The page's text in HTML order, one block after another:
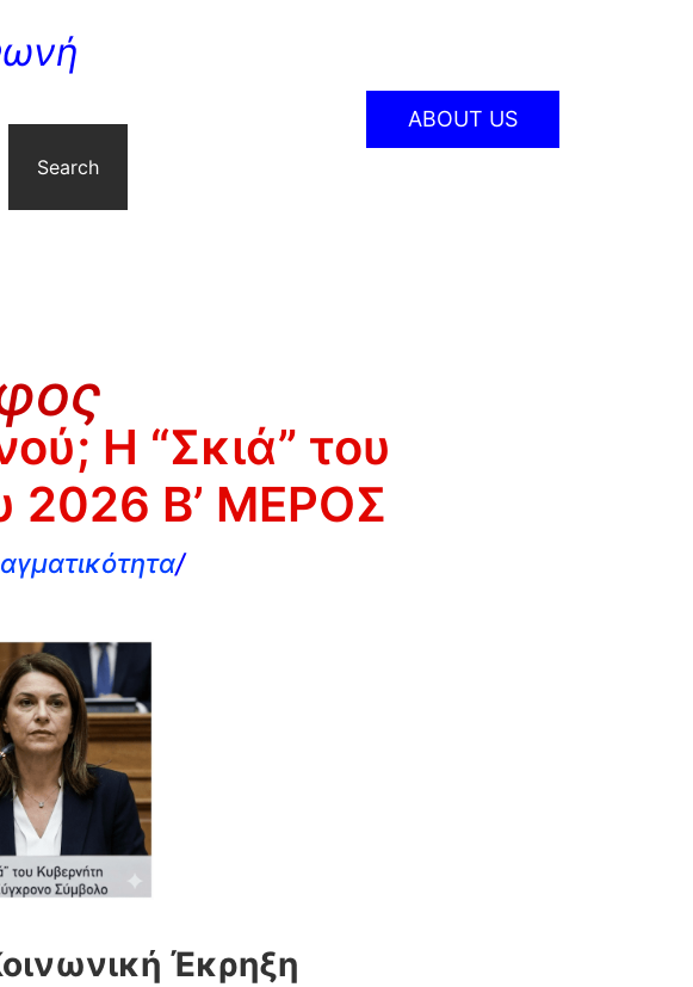
Search
ABOUT US
Η “Σκιά” του
2026 Β’ ΜΕΡΟΣ
/
Έκρηξη